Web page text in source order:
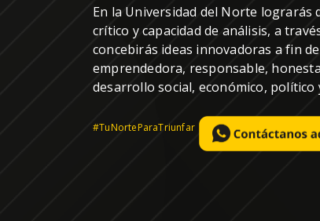
En la Universidad del Norte
crítico y capacidad de análisis, a
concebirás ideas innovadoras a fin
emprendedora, responsable,
desarrollo social, económico, político
#TuNorteParaTriunfar